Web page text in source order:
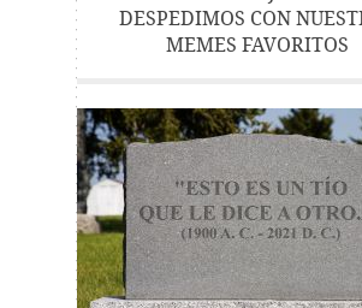
DESPEDIMOS CON
MEMES FAVORITOS